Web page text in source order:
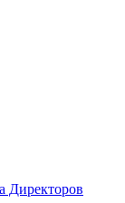
Директоров